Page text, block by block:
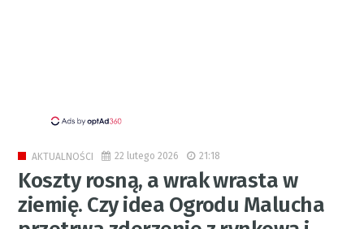
AKTUALNOŚCI 22 lutego 2026 21:18
Koszty rosną, a wrak wrasta w
ziemię. Czy idea Ogrodu Malucha